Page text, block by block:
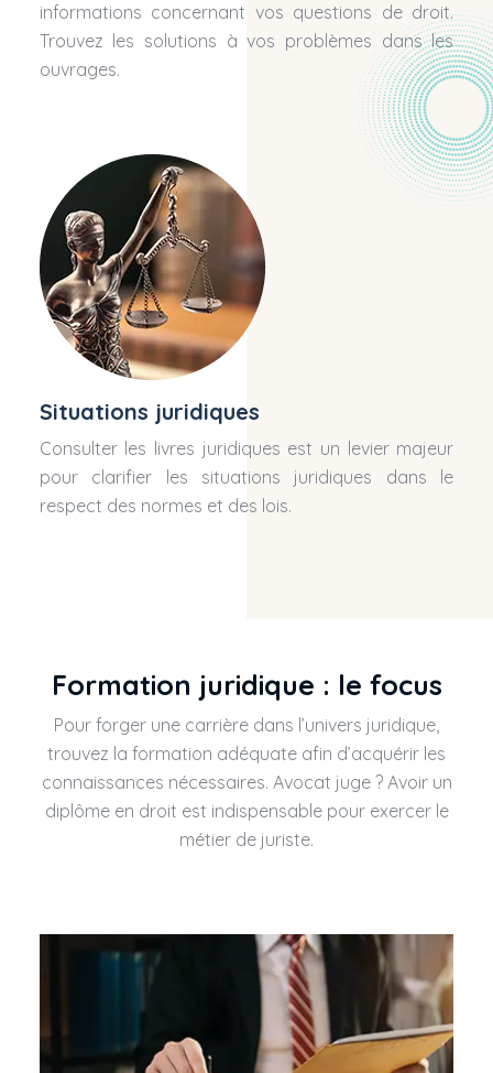
informations concernant vos questions de droit.
Trouvez les solutions à vos problèmes dans les
ouvrages.
Situations juridiques
Consulter les livres juridiques est un levier majeur
pour clarifier les situations juridiques dans le
respect des normes et des lois.
Formation juridique : le focus
Pour forger une carrière dans l’univers juridique,
trouvez la formation adéquate afin d’acquérir les
connaissances nécessaires. Avocat juge ? Avoir un
diplôme en droit est indispensable pour exercer le
métier de juriste.